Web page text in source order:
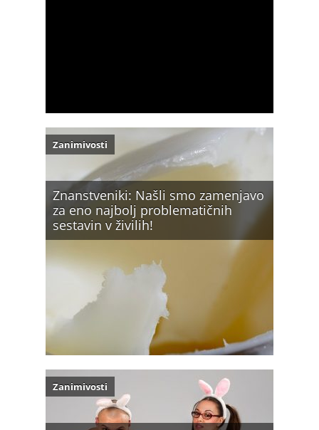
Znanstveniki: Našli smo zamenjavo
za eno najbolj problematičnih
sestavin v živilih!
Zanimivosti
Zanimivosti